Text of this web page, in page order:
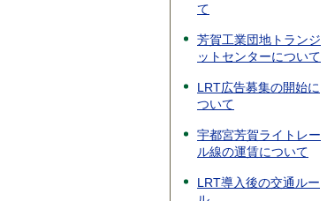
て
芳賀工業団地トランジ
ットセンターについて
LRT広告募集の開始に
ついて
宇都宮芳賀ライトレー
ル線の運賃について
LRT導入後の交通ルー